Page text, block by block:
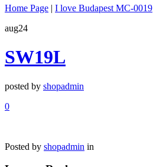
Home Page | I love Budapest MC-0019
aug24
SW19L
posted by shopadmin
0
Posted by shopadmin in